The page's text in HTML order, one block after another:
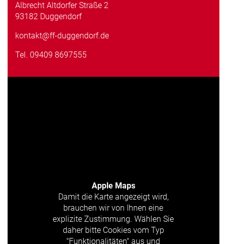
Albrecht Altdorfer Straße 2
93182 Duggendorf
kontakt@ff-duggendorf.de
Tel. 09409 8697555
Apple Maps
Damit die Karte angezeigt wird,
brauchen wir von Ihnen eine
explizite Zustimmung. Wählen Sie
daher bitte Cookies vom Typ
"Funktionalitäten" aus und